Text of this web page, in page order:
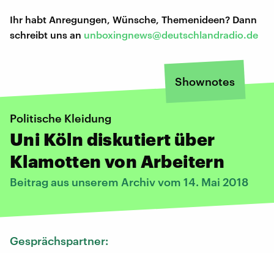
Ihr habt Anregungen, Wünsche, Themenideen? Dann
schreibt uns an unboxingnews@deutschlandradio.de
Shownotes
Politische Kleidung
Uni Köln diskutiert über
Klamotten von Arbeitern
Beitrag aus unserem Archiv vom 14. Mai 2018
Gesprächspartner: